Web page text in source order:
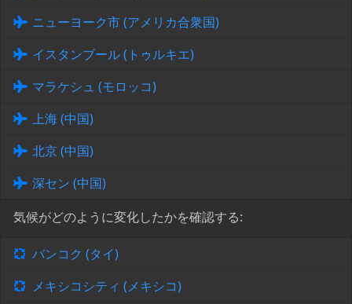
ニューヨーク市 (アメリカ合衆国)
イスタンブール (トゥルキエ)
マラケシュ (モロッコ)
上海 (中国)
北京 (中国)
深セン (中国)
気候がどのように変化したかを確認する:
バンコク (タイ)
メキシコシティ (メキシコ)